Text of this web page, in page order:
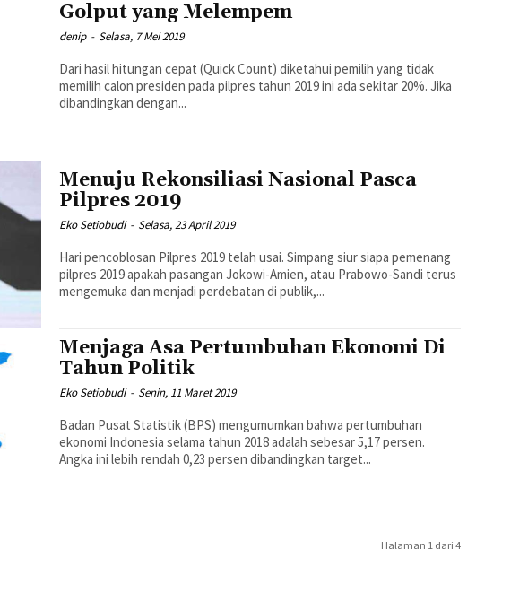
Golput yang Melempem
denip - Selasa, 7 Mei 2019
Dari hasil hitungan cepat (Quick Count) diketahui pemilih yang tidak
memilih calon presiden pada pilpres tahun 2019 ini ada sekitar 20%. Jika
dibandingkan dengan...
Menuju Rekonsiliasi Nasional Pasca
Pilpres 2019
Eko Setiobudi - Selasa, 23 April 2019
Hari pencoblosan Pilpres 2019 telah usai. Simpang siur siapa pemenang
pilpres 2019 apakah pasangan Jokowi-Amien, atau Prabowo-Sandi terus
mengemuka dan menjadi perdebatan di publik,...
Menjaga Asa Pertumbuhan Ekonomi Di
Tahun Politik
Eko Setiobudi - Senin, 11 Maret 2019
Badan Pusat Statistik (BPS) mengumumkan bahwa pertumbuhan
ekonomi Indonesia selama tahun 2018 adalah sebesar 5,17 persen.
Angka ini lebih rendah 0,23 persen dibandingkan target...
Halaman 1 dari 4